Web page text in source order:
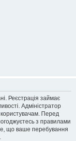
Реєстрація займає
Адміністратор
Перед
з правилами
що ваше перебування